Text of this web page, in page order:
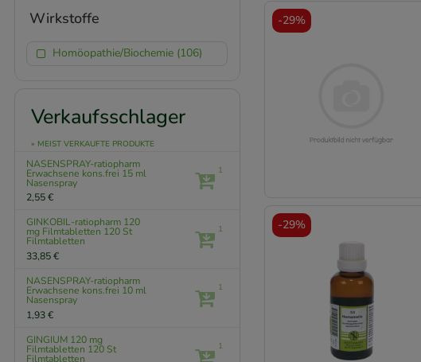
-29%
-29%
Wirkstoffe
Homöopathie/Biochemie (106)
Verkaufsschlager
» MEIST VERKAUFTE PRODUKTE
NASENSPRAY-ratiopharm
Erwachsene kons.frei 15 ml
Nasenspray
2,55 €
1
GINKOBIL-ratiopharm 120
mg Filmtabletten 120 St
Filmtabletten
33,85 €
1
NASENSPRAY-ratiopharm
Erwachsene kons.frei 10 ml
Nasenspray
1,93 €
1
GINGIUM 120 mg
Filmtabletten 120 St
Filmtabletten
1